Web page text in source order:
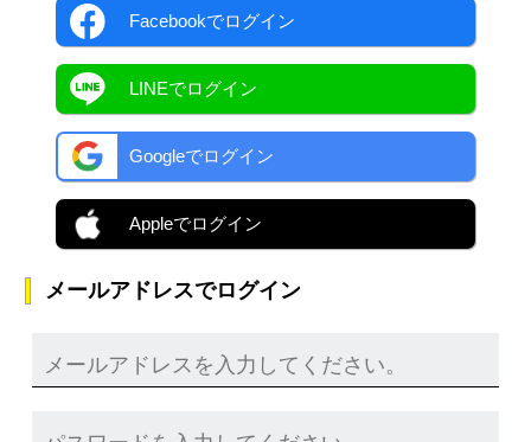
Facebookでログイン
LINEでログイン
Googleでログイン
Appleでログイン
メールアドレスでログイン